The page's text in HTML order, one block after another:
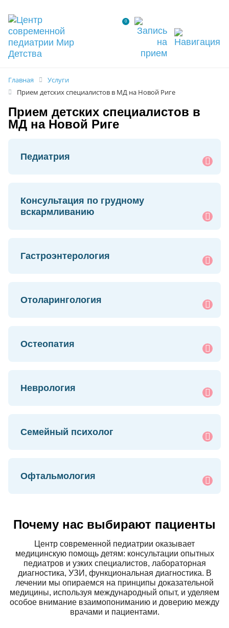
0
Главная
Услуги
Прием детских специалистов в МД на Новой Риге
Прием детских специалистов в
МД на Новой Риге
Педиатрия
Консультация по грудному
вскармливанию
Гастроэнтерология
Отоларингология
Остеопатия
Неврология
Семейный психолог
Офтальмология
Почему нас выбирают пациенты
Центр современной педиатрии оказывает
медицинскую помощь детям: консультации опытных
педиатров и узких специалистов, лабораторная
диагностика, УЗИ, функциональная диагностика. В
лечении мы опираемся на принципы доказательной
медицины, используя международный опыт, и уделяем
особое внимание взаимопониманию и доверию между
врачами и пациентами.